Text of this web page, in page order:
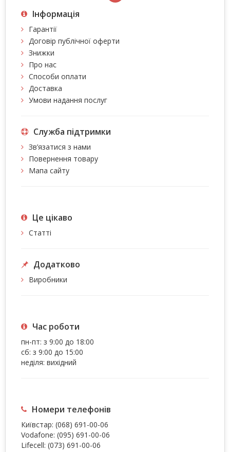
Інформація
Гарантії
Договір публічної оферти
Знижки
Про нас
Способи оплати
Доставка
Умови надання послуг
Служба підтримки
Зв’язатися з нами
Повернення товару
Мапа сайту
Це цiкаво
Статті
Додатково
Виробники
Час роботи
пн-пт: з 9:00 до 18:00
сб: з 9:00 до 15:00
неділя: вихідний
Номери телефонів
Київстар: (068) 691-00-06
Vodafone: (095) 691-00-06
Lifecell: (073) 691-00-06